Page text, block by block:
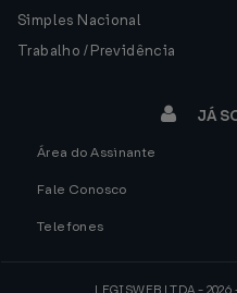
Simples Nacional
Trabalho / Previdência
JÁ
Área do Assinante
Fale Conosco
Telefones